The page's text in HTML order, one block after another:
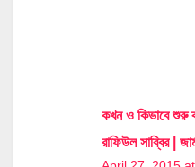
কখন ও কিভাবে শুরু
রাফিউল সাব্বির |